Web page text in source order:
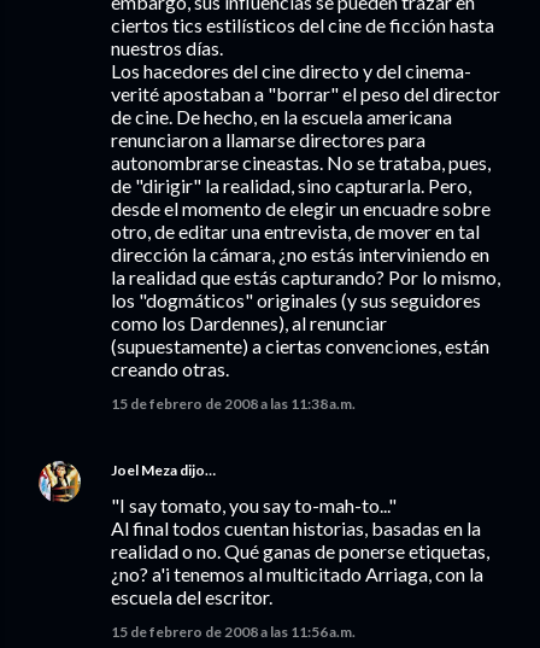
ciertos tics estilísticos del cine de ficción hasta
nuestros días.
Los hacedores del cine directo y del cinema-
verité apostaban a "borrar" el peso del director
de cine. De hecho, en la escuela americana
renunciaron a llamarse directores para
autonombrarse cineastas. No se trataba, pues,
de "dirigir" la realidad, sino capturarla. Pero,
desde el momento de elegir un encuadre sobre
otro, de editar una entrevista, de mover en tal
dirección la cámara, ¿no estás interviniendo en
la realidad que estás capturando? Por lo mismo,
los "dogmáticos" originales (y sus seguidores
como los Dardennes), al renunciar
(supuestamente) a ciertas convenciones, están
creando otras.
15 de febrero de 2008 a las 11:38 a.m.
Joel Meza dijo…
"I say tomato, you say to-mah-to..."
Al final todos cuentan historias, basadas en la
realidad o no. Qué ganas de ponerse etiquetas,
¿no? a'i tenemos al multicitado Arriaga, con la
escuela del escritor.
15 de febrero de 2008 a las 11:56 a.m.